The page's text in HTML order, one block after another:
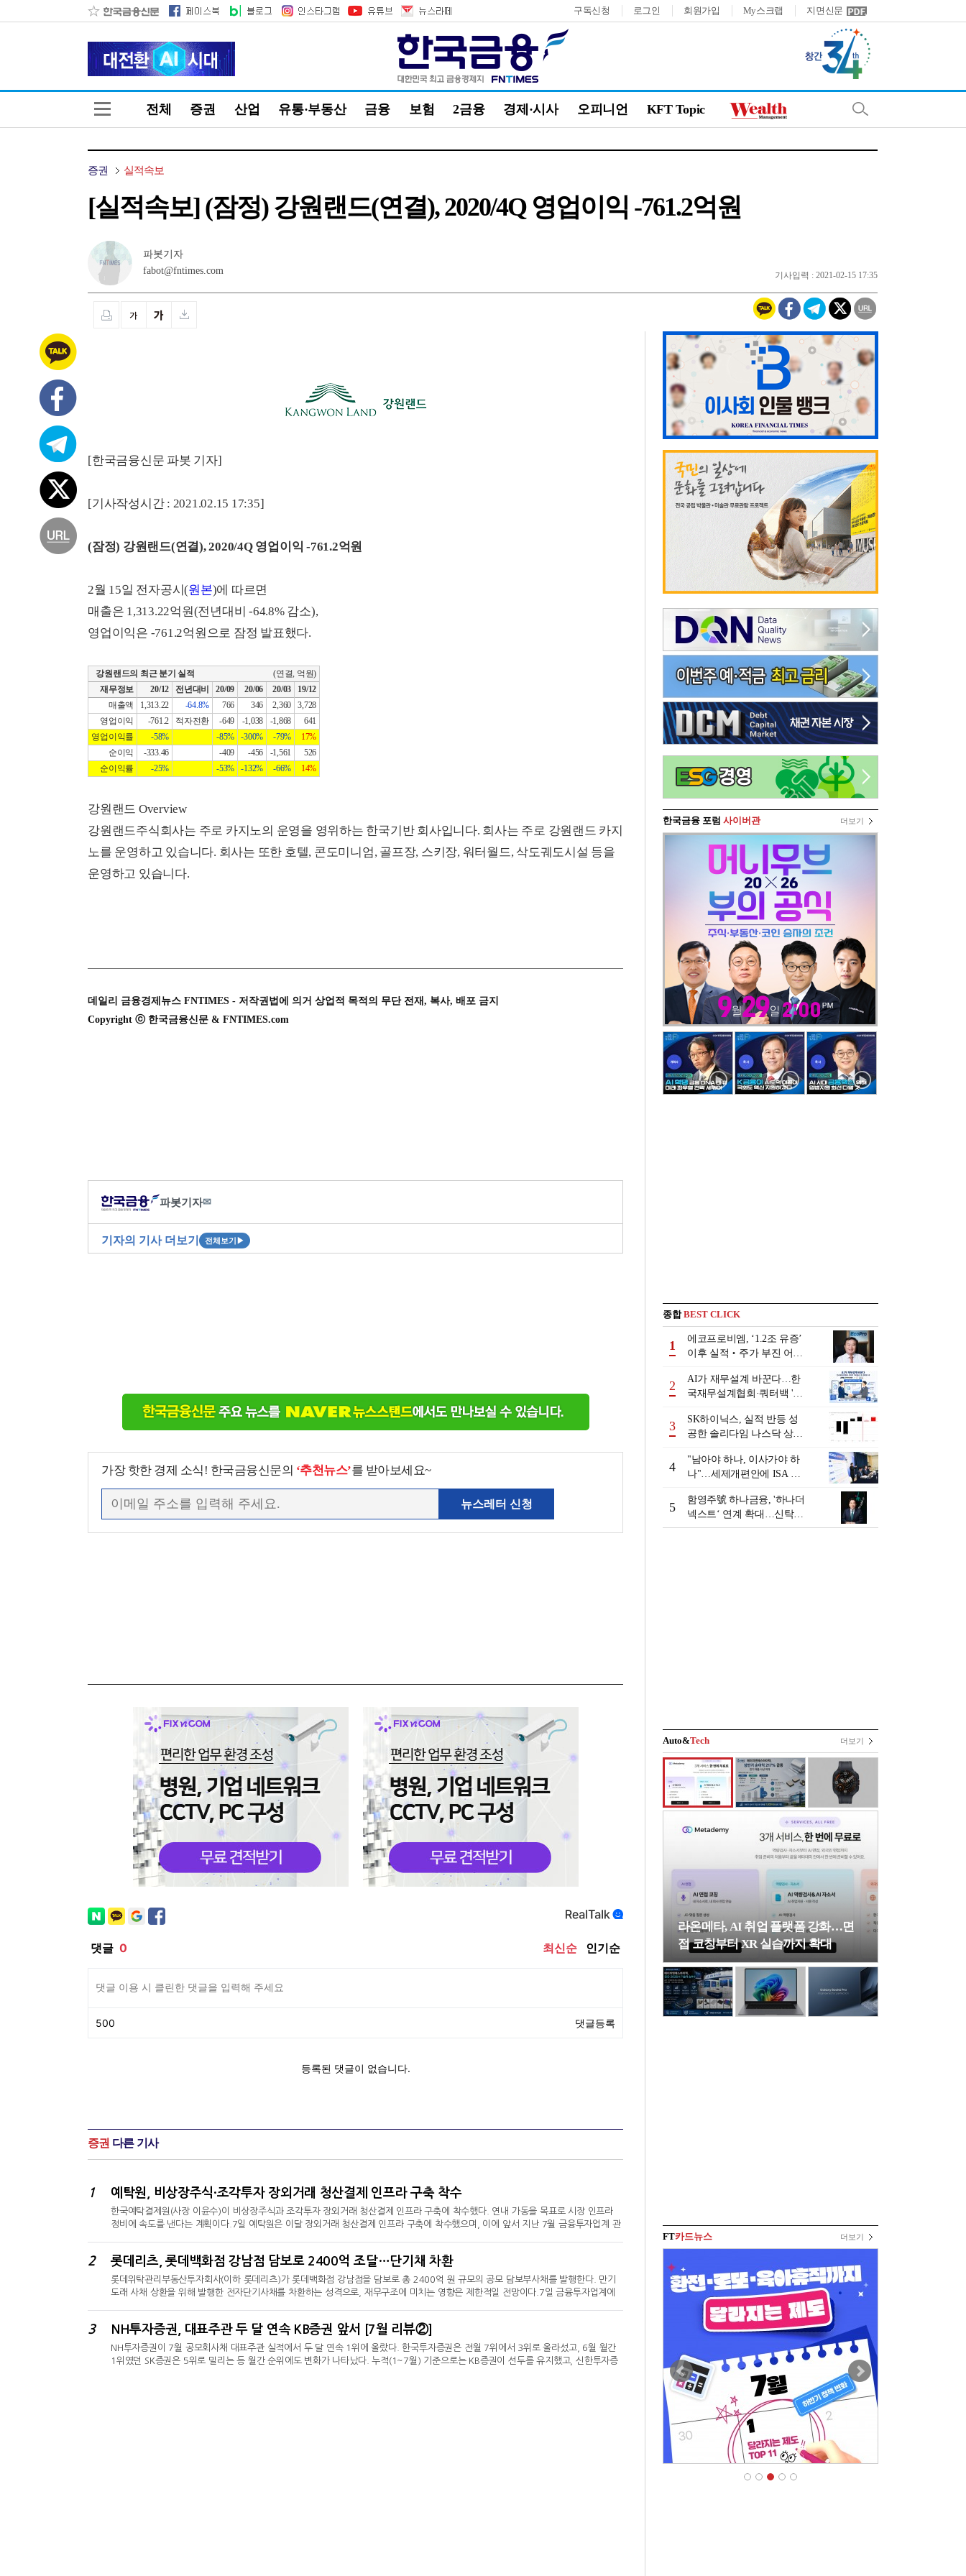
구독신청 로그인 회원가입 My스크랩 지면신문
전체 증권 산업 유통·부동산 금융 보험 2금융 경제·시사 오피니언 KFT Topic
증권 실적속보
[실적속보] (잠정) 강원랜드(연결), 2020/4Q 영업이익 -761.2억원
파봇기자
fabot@fntimes.com
기사입력 : 2021-02-15 17:35
[한국금융신문 파봇 기자]
[기사작성시간 : 2021.02.15 17:35]
(잠정) 강원랜드(연결), 2020/4Q 영업이익 -761.2억원
2월 15일 전자공시(원본)에 따르면
매출은 1,313.22억원(전년대비 -64.8% 감소),
영업이익은 -761.2억원으로 잠정 발표했다.
강원랜드의 최근 분기 실적
(연결, 억원)
재무정보
20/12 전년대비 20/09 20/06 20/03
19/12
매출액
1,313.22 -64.8% 766 346 2,360
3,728
영업이익
-761.2 적자전환 -649 -1,038 -1,868
641
영업이익률
-58% -85% -300% -79%
17%
순이익
-333.46 -409 -456 -1,561
526
순이익률
-25% -53% -132% -66% 14%
강원랜드 Overview
강원랜드주식회사는 주로 카지노의 운영을 영위하는 한국기반 회사입니다. 회사는 주로 강원랜드 카지
노를 운영하고 있습니다. 회사는 또한 호텔, 콘도미니엄, 골프장, 스키장, 워터월드, 삭도궤도시설 등을
운영하고 있습니다.
데일리 금융경제뉴스 FNTIMES - 저작권법에 의거 상업적 목적의 무단 전재, 복사, 배포 금지
Copyright ⓒ 한국금융신문 & FNTIMES.com
파봇기자✉
기자의 기사 더보기 전체보기 ▶
가장 핫한 경제 소식! 한국금융신문의 ‘추천뉴스’를 받아보세요~
뉴스레터 신청
증권 다른 기사
1 예탁원, 비상장주식·조각투자 장외거래 청산결제 인프라 구축 착수
한국예탁결제원(사장 이윤수)이 비상장주식과 조각투자 장외거래 청산결제 인프라 구축에 착수했다. 연내 가동을 목표로 시장 인프라
정비에 속도를 낸다는 계획이다.7일 예탁원은 이달 장외거래 청산결제 인프라 구축에 착수했으며, 이에 앞서 지난 7월 금융투자업계 관
행 전자증권과 예탁증권 기반의 비상장주식과 조각투자 시장을 대상으로 구축한다. STO(토큰증권)의 유
2 롯데리츠, 롯데백화점 강남점 담보로 2400억 조달…단기채 차환
롯데위탁관리부동산투자회사(이하 롯데리츠)가 롯데백화점 강남점을 담보로 총 2400억 원 규모의 공모 담보부사채를 발행한다. 만기
도래 사채 상환을 위해 발행한 전자단기사채를 차환하는 성격으로, 재무구조에 미치는 영향은 제한적일 전망이다.7일 금융투자업계에
자증권·키움증권, 2년물에 KB증권·삼성증권·키움증권이 참여한다. 발행일은 8월 14일이며 상장 예정일은 18일
3 NH투자증권, 대표주관 두 달 연속 KB증권 앞서 [7월 리뷰②]
NH투자증권이 7월 공모회사채 대표주관 실적에서 두 달 연속 1위에 올랐다. 한국투자증권은 전월 7위에서 3위로 올라섰고, 6월 월간
1위였던 SK증권은 5위로 밀리는 등 월간 순위에도 변화가 나타났다. 누적(1~7월) 기준으로는 KB증권이 선두를 유지했고, 신한투자증
한국금융 포럼 사이버관 더보기
종합BEST CLICK
1
에코프로비엠, ‘1.2조 유증’
이후 실적‧주가 부진 어쩌
2
AI가 재무설계 바꾼다…한
국재무설계협회·쿼터백 '베
3
SK하이닉스, 실적 반등 성
공한 솔리다임 나스닥 상장
4
"남아야 하나, 이사가야 하
나"…세제개편안에 ISA 투
5
함영주號 하나금융, '하나더
넥스트‘ 연계 확대…신탁수
수료 2배 증가 효과 [금융 시
Auto&Tech 더보기
라온메타, AI 취업 플랫폼 강화…면
접 코칭부터 XR 실습까지 확대
FT카드뉴스 더보기